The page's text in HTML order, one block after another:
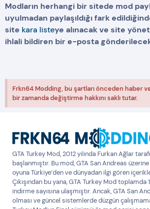
Modların herhangi bir sitede mod
uyulmadan paylaşıldığı fark
site kara listeye alınacak ve site
ihlali bildiren bir e-posta
Frkn64 Modding, bu şartları önceden haber
bir zamanda değiştirme hakkını saklı tutar.
GTA Turkey Mod, 2012 yılında Furkan Ağlar
başlanmıştır. Bu mod, GTA San Andreas
oyuna Türkiye’den ve dünyadan ilgi gören
Çıkışından bu yana, GTA Turkey Mod toplamda
indirme sayısına ulaşmıştır. Ancak, GTA San
olması ve güncel sistemlerde düzgün